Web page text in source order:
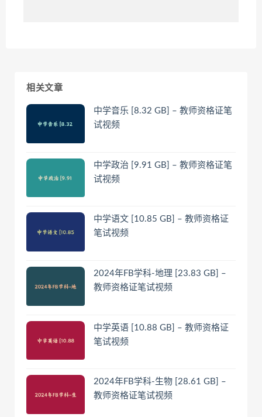
相关文章
中学音乐 [8.32 GB] – 教师资格证笔
试视频
中学政治 [9.91 GB] – 教师资格证笔
试视频
中学语文 [10.85 GB] – 教师资格证
笔试视频
2024年FB学科-地理 [23.83 GB] –
教师资格证笔试视频
中学英语 [10.88 GB] – 教师资格证
笔试视频
2024年FB学科-生物 [28.61 GB] –
教师资格证笔试视频